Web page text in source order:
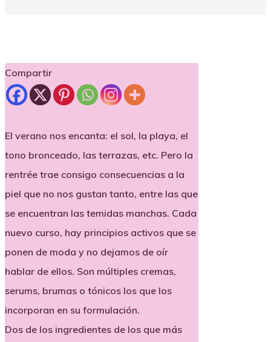
Compartir
El verano nos encanta: el sol, la playa, el
tono bronceado, las terrazas, etc. Pero la
rentrée trae consigo consecuencias a la
piel que no nos gustan tanto, entre las que
se encuentran las temidas manchas. Cada
nuevo curso, hay principios activos que se
ponen de moda y no dejamos de oír
hablar de ellos. Son múltiples cremas,
serums, brumas o tónicos los que los
incorporan en su formulación.
Dos de los ingredientes de los que más